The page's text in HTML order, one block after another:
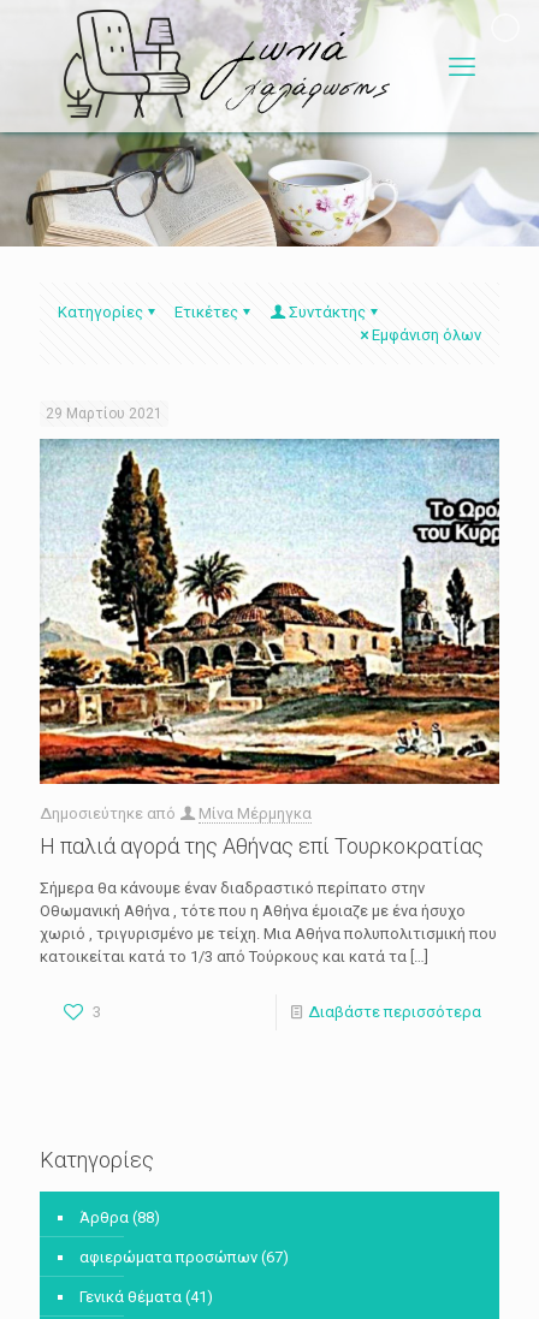
Κατηγορίες Ετικέτες
Συντάκτης
Εμφάνιση όλων
29 Μαρτίου 2021
Δημοσιεύτηκε από Μίνα Μέρμηγκα
Η παλιά αγορά της Αθήνας επί Τουρκοκρατίας
Σήμερα θα κάνουμε έναν διαδραστικό περίπατο στην
Οθωμανική Αθήνα , τότε που η Αθήνα έμοιαζε με ένα ήσυχο
χωριό , τριγυρισμένο με τείχη. Μια Αθήνα πολυπολιτισμική που
κατοικείται κατά το 1/3 από Τούρκους και κατά τα […]
3 Διαβάστε περισσότερα
Κατηγορίες
Άρθρα (88)
αφιερώματα προσώπων (67)
Γενικά θέματα (41)